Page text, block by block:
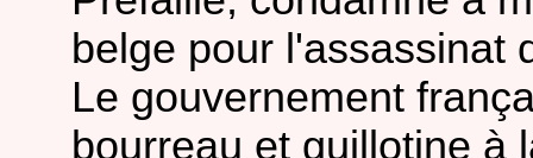
belge pour l'assassinat
Le gouvernement
bourreau et guillotine à